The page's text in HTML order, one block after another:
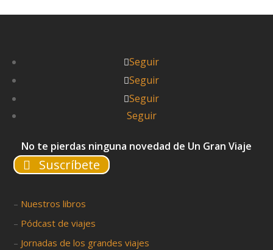
Seguir
Seguir
Seguir
Seguir
No te pierdas ninguna novedad de Un Gran Viaje
Suscríbete
– Nuestros libros
– Pódcast de viajes
– Jornadas de los grandes viajes